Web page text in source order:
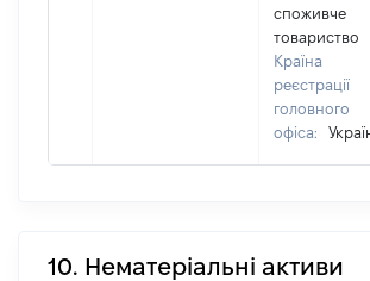
споживче
товариство
Країна
реєстрації
головного
офіса:
10. Нематеріальні активи